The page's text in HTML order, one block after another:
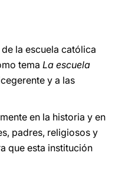
LATINE
la escuela católica
tema La escuela
y a las
en la historia y en
padres, religiosos y
que esta institución